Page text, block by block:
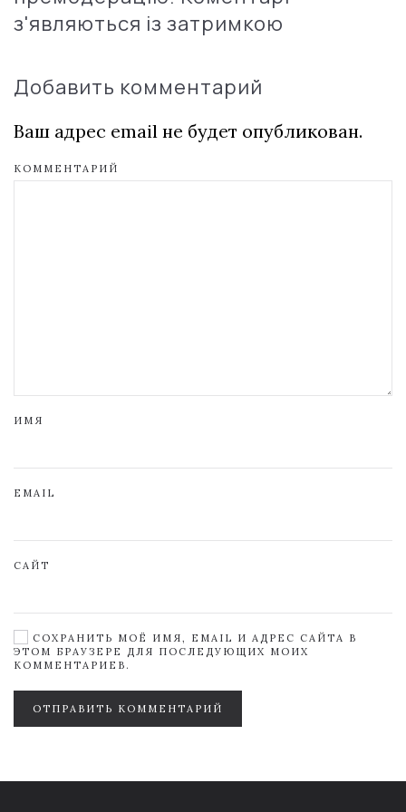
з'являються із затримкою
Добавить комментарий
Ваш адрес email не будет опубликован.
КОММЕНТАРИЙ
ИМЯ
EMAIL
САЙТ
СОХРАНИТЬ МОЁ ИМЯ, EMAIL И АДРЕС САЙТА В
ЭТОМ БРАУЗЕРЕ ДЛЯ ПОСЛЕДУЮЩИХ МОИХ
КОММЕНТАРИЕВ.
ОТПРАВИТЬ КОММЕНТАРИЙ